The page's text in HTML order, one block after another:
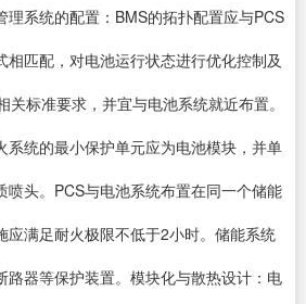
理系统的配置：BMS的拓扑配置应与PCS
相匹配，对电池运行状态进行优化控制及
标准要求，并宜与电池系统就近布置。
系统的最小保护单元应为电池模块，并单
喷头。PCS与电池系统布置在同一个储能
应满足耐火极限不低于2小时。储能系统
路器等保护装置。模块化与散热设计：电